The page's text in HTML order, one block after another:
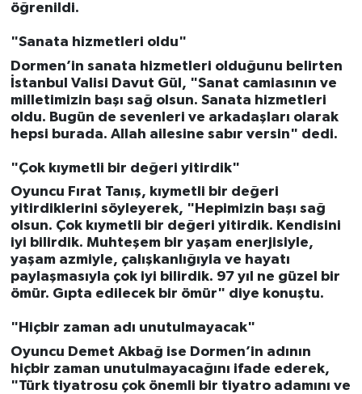
öğrenildi.
"Sanata hizmetleri oldu"
Dormen’in sanata hizmetleri olduğunu belirten
İstanbul Valisi Davut Gül, "Sanat camiasının ve
milletimizin başı sağ olsun. Sanata hizmetleri
oldu. Bugün de sevenleri ve arkadaşları olarak
hepsi burada. Allah ailesine sabır versin" dedi.
"Çok kıymetli bir değeri yitirdik"
Oyuncu Fırat Tanış, kıymetli bir değeri
yitirdiklerini söyleyerek, "Hepimizin başı sağ
olsun. Çok kıymetli bir değeri yitirdik. Kendisini
iyi bilirdik. Muhteşem bir yaşam enerjisiyle,
yaşam azmiyle, çalışkanlığıyla ve hayatı
paylaşmasıyla çok iyi bilirdik. 97 yıl ne güzel bir
ömür. Gıpta edilecek bir ömür" diye konuştu.
"Hiçbir zaman adı unutulmayacak"
Oyuncu Demet Akbağ ise Dormen’in adının
hiçbir zaman unutulmayacağını ifade ederek,
"Türk tiyatrosu çok önemli bir tiyatro adamını ve